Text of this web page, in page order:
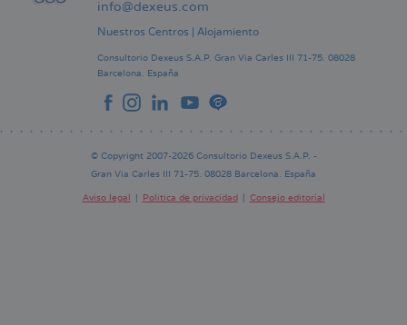
info@dexeus.com
Nuestros Centros Alojamiento
Consultorio Dexeus S.A.P. Gran Via Carles III 71-75. 08028
Barcelona. España
© Copyright 2007-2026 Consultorio Dexeus S.A.P. -
Gran Via Carles III 71-75. 08028 Barcelona. España
Aviso legal Política de privacidad Consejo editorial